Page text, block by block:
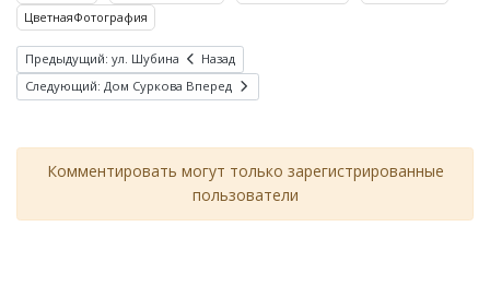
ЦветнаяФотография
Предыдущий: ул. Шубина
Назад
Следующий: Дом Суркова Вперед
Комментировать могут только зарегистрированные
пользователи